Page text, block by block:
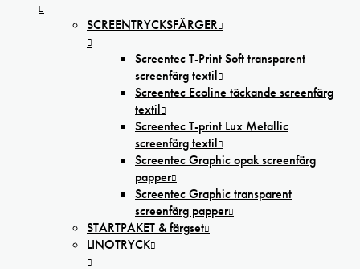
SCREENTRYCKSFÄRGER
Screentec T-Print Soft transparent
screenfärg textil
Screentec Ecoline täckande screenfärg
textil
Screentec T-print Lux Metallic
screenfärg textil
Screentec Graphic opak screenfärg
papper
Screentec Graphic transparent
screenfärg papper
STARTPAKET & färgset
LINOTRYCK